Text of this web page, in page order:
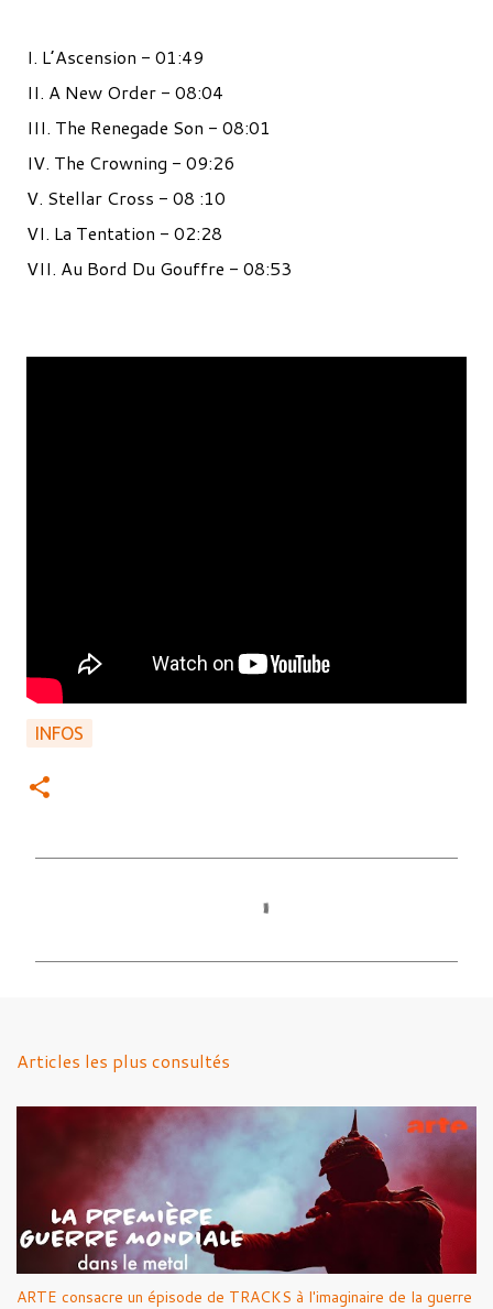
I. L’Ascension - 01:49
II. A New Order - 08:04
III. The Renegade Son - 08:01
IV. The Crowning - 09:26
V. Stellar Cross - 08 :10
VI. La Tentation - 02:28
VII. Au Bord Du Gouffre - 08:53
INFOS
a
s
Articles les plus consultés
ARTE consacre un épisode de TRACKS à l'imaginaire de la guerre